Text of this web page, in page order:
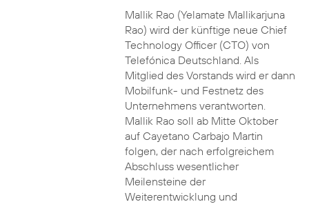
Mallik Rao (Yelamate Mallikarjuna
Rao) wird der künftige neue Chief
Technology Officer (CTO) von
Telefónica Deutschland. Als
Mitglied des Vorstands wird er dann
Mobilfunk- und Festnetz des
Unternehmens verantworten.
Mallik Rao soll ab Mitte Oktober
auf Cayetano Carbajo Martin
folgen, der nach erfolgreichem
Abschluss wesentlicher
Meilensteine der
Weiterentwicklung und